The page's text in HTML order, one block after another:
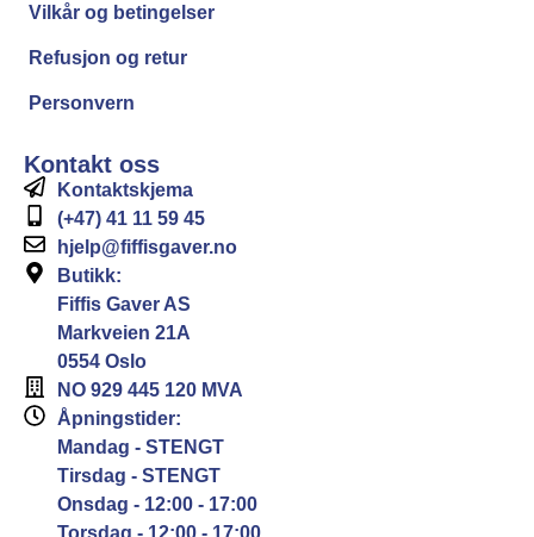
Vilkår og betingelser
Refusjon og retur
Personvern
Kontakt oss
Kontaktskjema
(+47) 41 11 59 45
hjelp@fiffisgaver.no
Butikk:
Fiffis Gaver AS
Markveien 21A
0554 Oslo
NO 929 445 120 MVA
Åpningstider:
Mandag - STENGT
Tirsdag - STENGT
Onsdag - 12:00 - 17:00
Torsdag - 12:00 - 17:00